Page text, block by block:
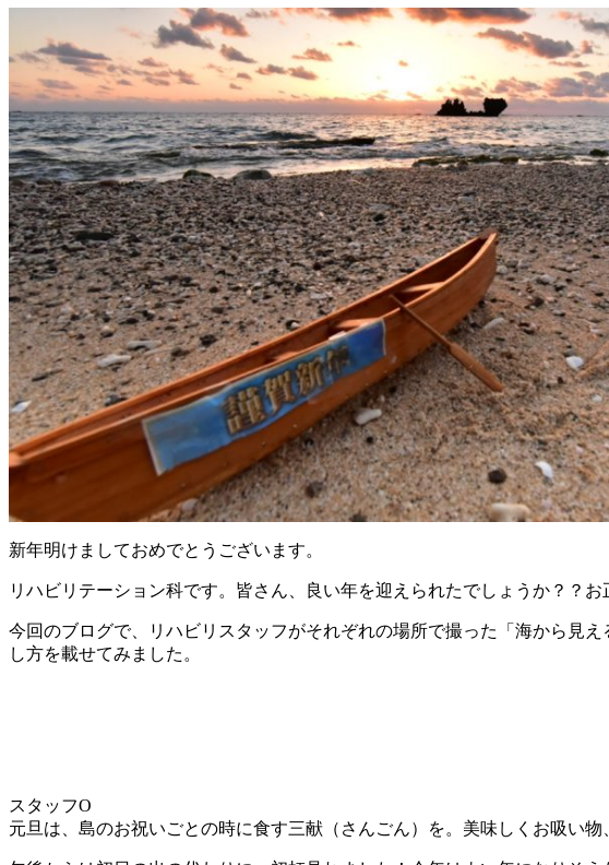
新年明けましておめでとうございます。
リハビリテーション科です。皆さん、良い年を迎えられたでしょうか？？
今回のブログで、リハビリスタッフがそれぞれの場所で撮った「海から見
し方を載せてみました。
スタッフO
元旦は、島のお祝いごとの時に食す三献（さんごん）を。美味しくお吸い